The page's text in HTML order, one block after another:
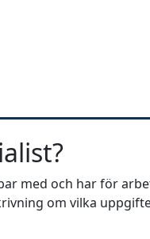
med och har för
om vilka